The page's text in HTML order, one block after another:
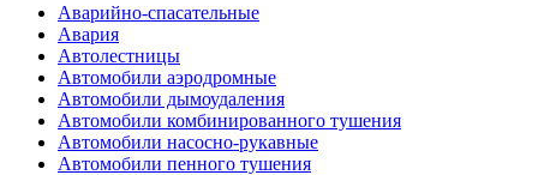
Аварийно-спасательные
Авария
Автолестницы
Автомобили аэродромные
Автомобили дымоудаления
Автомобили комбинированного тушения
Автомобили насосно-рукавные
Автомобили пенного тушения